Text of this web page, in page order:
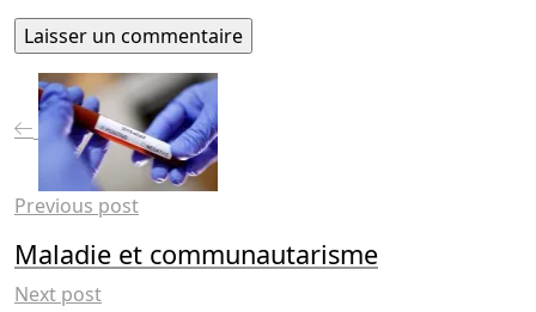
Previous post
Maladie et communautarisme
Next post